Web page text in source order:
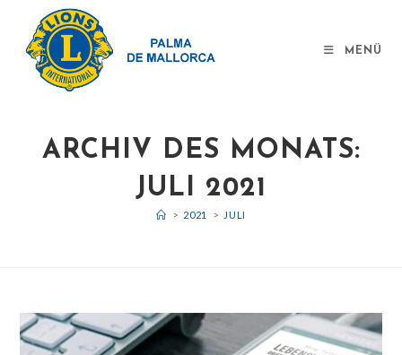
MENÜ
ARCHIV DES MONATS:
JULI 2021
> 2021 > JULI